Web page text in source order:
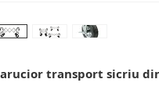
transport sicriu